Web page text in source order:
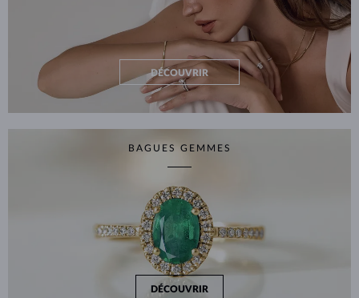
DÉCOUVRIR
BAGUES GEMMES
DÉCOUVRIR